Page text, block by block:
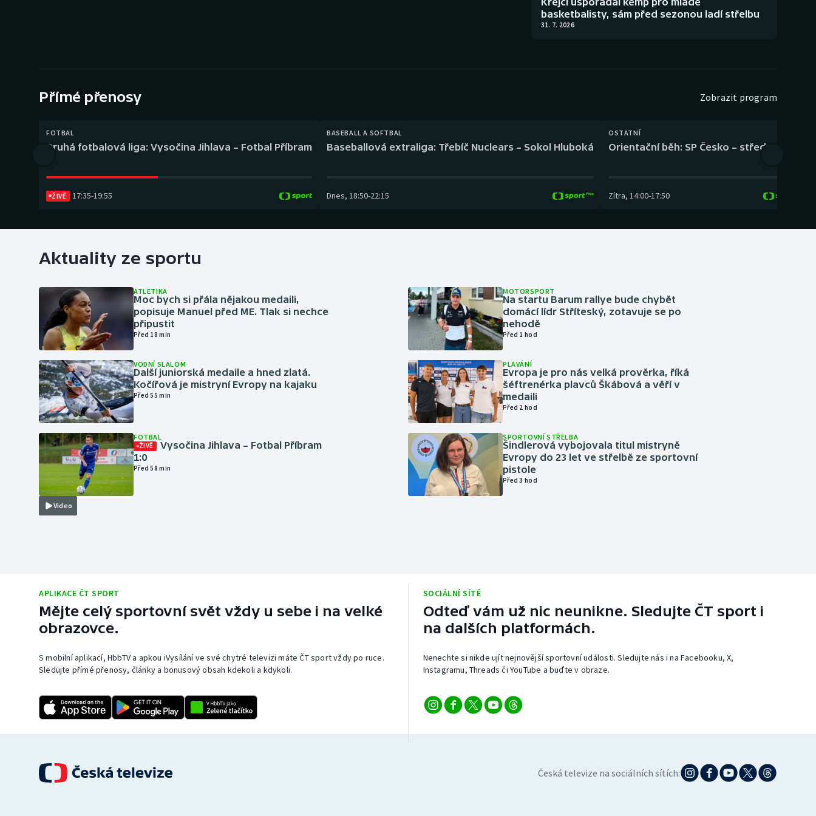
Gymnastika Plážový volejbal
basketbalisty, sám před sezonou ladí střelbu
31. 7. 2026
Přímé přenosy Zobrazit program
FOTBAL
Druhá fotbalová liga: Vysočina Jihlava – Fotbal Příbram
ŽIVĚ 17:35-19:55
BASEBALL A SOFTBAL
Baseballová extraliga: Třebíč Nuclears – Sokol Hluboká
Dnes, 18:50-22:15
OSTATNÍ
Orientační běh: SP Česko – střední trať
Zítra, 14:00-17:50
Aktuality ze sportu
ATLETIKA
Moc bych si přála nějakou medaili,
popisuje Manuel před ME. Tlak si nechce
připustit
Před 18 min
VODNÍ SLALOM
Další juniorská medaile a hned zlatá.
Kočířová je mistryní Evropy na kajaku
Před 55 min
Video
FOTBAL
ŽIVĚ
Vysočina Jihlava – Fotbal Příbram
1:0
Před 58 min
MOTORSPORT
Na startu Barum rallye bude chybět
domácí lídr Stříteský, zotavuje se po
nehodě
Před 1 hod
PLAVÁNÍ
Evropa je pro nás velká prověrka, říká
šéftrenérka plavců Škábová a věří v
medaili
Před 2 hod
SPORTOVNÍ STŘELBA
Šindlerová vybojovala titul mistryně
Evropy do 23 let ve střelbě ze sportovní
pistole
Před 3 hod
APLIKACE ČT SPORT
Mějte celý sportovní svět vždy u sebe i na velké
obrazovce.
S mobilní aplikací, HbbTV a apkou iVysílání ve své chytré televizi máte ČT sport vždy po ruce.
Sledujte přímé přenosy, články a bonusový obsah kdekoli a kdykoli.
SOCIÁLNÍ SÍTĚ
Odteď vám už nic neunikne. Sledujte ČT sport i
na dalších platformách.
Nenechte si nikde ujít nejnovější sportovní události. Sledujte nás i na Facebooku, X,
Instagramu, Threads či YouTube a buďte v obraze.
Česká televize na sociálních sítích: